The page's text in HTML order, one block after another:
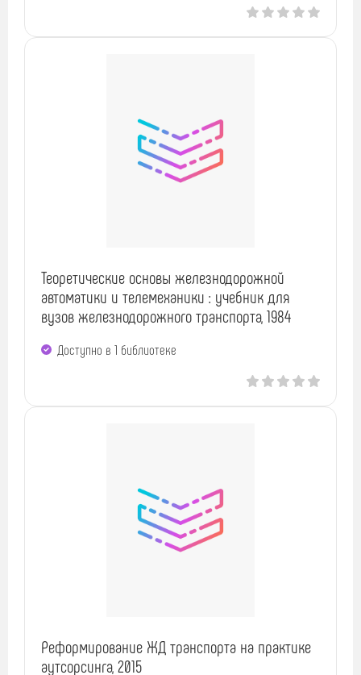
Теоретические основы железнодорожной
автоматики и телемеханики : учебник для
вузов железнодорожного транспорта, 1984
Доступно в 1 библиотекe
Реформирование ЖД транспорта на практике
аутсорсинга, 2015